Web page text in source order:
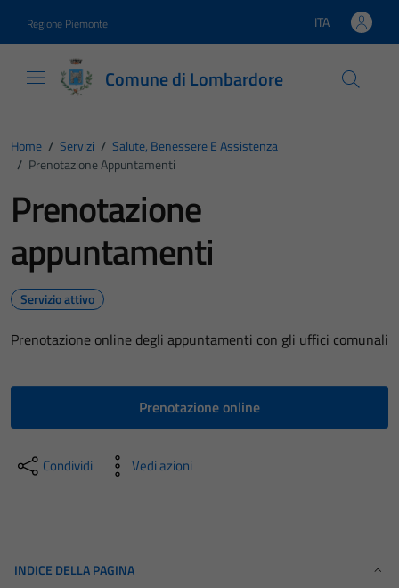
Regione Piemonte Lingua attiva:
ITA
Comune di Lombardore
Home / Servizi / Salute, Benessere E Assistenza
/ Prenotazione Appuntamenti
Prenotazione
appuntamenti
Servizio attivo
Prenotazione online degli appuntamenti con gli uffici comunali
Prenotazione online
Condividi Vedi azioni
INDICE DELLA PAGINA